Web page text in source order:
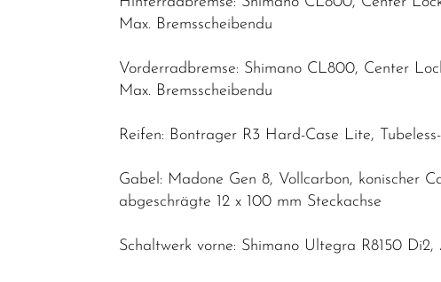
Max. Bremsscheibendu
Vorderradbremse: Shimano CL800, Center
Max. Bremsscheibendu
Reifen: Bontrager R3 Hard-Case Lite,
Gabel: Madone Gen 8, Vollcarbon, konischer
abgeschrägte 12 x 100 mm Steckachse
Schaltwerk vorne: Shimano Ultegra R8150